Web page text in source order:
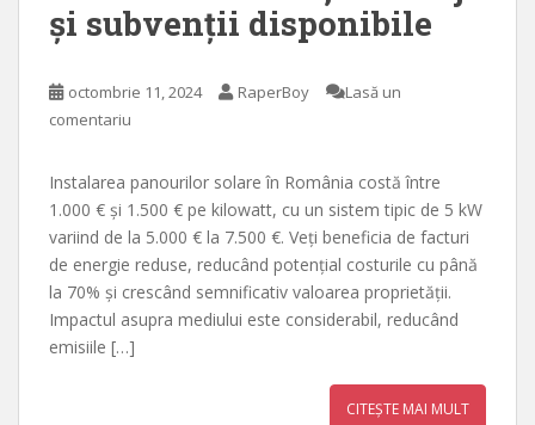
și subvenții disponibile
octombrie 11, 2024 RaperBoy
Lasă un
comentariu
Instalarea panourilor solare în România costă între
1.000 € și 1.500 € pe kilowatt, cu un sistem tipic de 5 kW
variind de la 5.000 € la 7.500 €. Veți beneficia de facturi
de energie reduse, reducând potențial costurile cu până
la 70% și crescând semnificativ valoarea proprietății.
Impactul asupra mediului este considerabil, reducând
emisiile […]
CITEȘTE MAI MULT